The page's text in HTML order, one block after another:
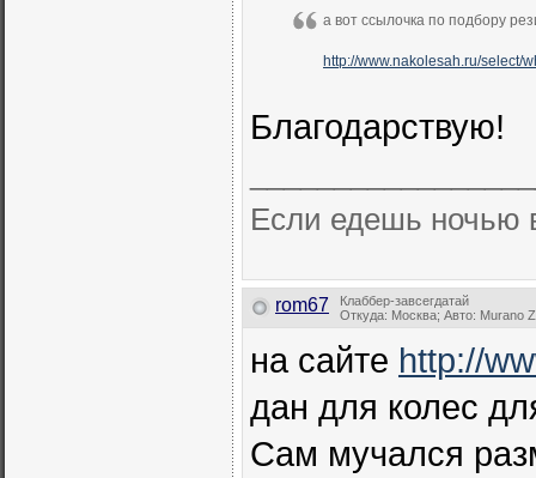
а вот ссылочка по подбору
http://www.nakolesah.ru/select/
Благодарствую!
Если едешь ночью
rom67
Клаббер-завсегдатай
Откуда: Москва; Авто: Murano
на сайте http://
дан для колес
Сам мучался